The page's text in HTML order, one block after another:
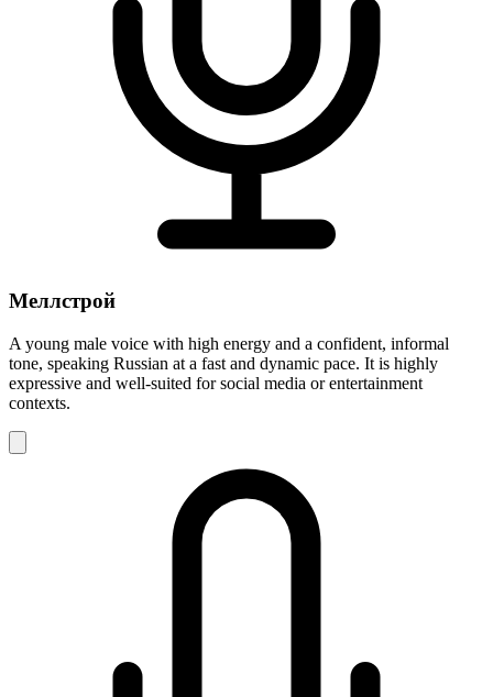
Меллстрой
A young male voice with high energy and a confident, informal
tone, speaking Russian at a fast and dynamic pace. It is highly
expressive and well-suited for social media or entertainment
contexts.